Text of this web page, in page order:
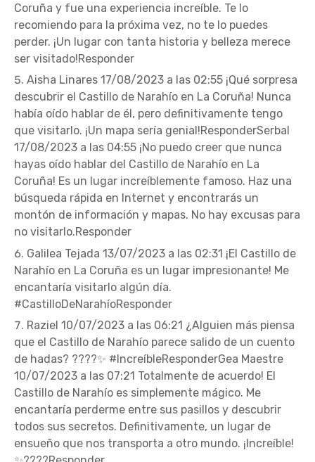
Coruña y fue una experiencia increíble. Te lo
recomiendo para la próxima vez, no te lo puedes
perder. ¡Un lugar con tanta historia y belleza merece
ser visitado!Responder
Aisha Linares 17/08/2023 a las 02:55 ¡Qué sorpresa
descubrir el Castillo de Narahío en La Coruña! Nunca
había oído hablar de él, pero definitivamente tengo
que visitarlo. ¡Un mapa sería genial!ResponderSerbal
17/08/2023 a las 04:55 ¡No puedo creer que nunca
hayas oído hablar del Castillo de Narahío en La
Coruña! Es un lugar increíblemente famoso. Haz una
búsqueda rápida en Internet y encontrarás un
montón de información y mapas. No hay excusas para
no visitarlo.Responder
Galilea Tejada 13/07/2023 a las 02:31 ¡El Castillo de
Narahío en La Coruña es un lugar impresionante! Me
encantaría visitarlo algún día.
#CastilloDeNarahíoResponder
Raziel 10/07/2023 a las 06:21 ¿Alguien más piensa
que el Castillo de Narahío parece salido de un cuento
de hadas? ????✨ #IncreíbleResponderGea Maestre
10/07/2023 a las 07:21 Totalmente de acuerdo! El
Castillo de Narahío es simplemente mágico. Me
encantaría perderme entre sus pasillos y descubrir
todos sus secretos. Definitivamente, un lugar de
ensueño que nos transporta a otro mundo. ¡Increíble!